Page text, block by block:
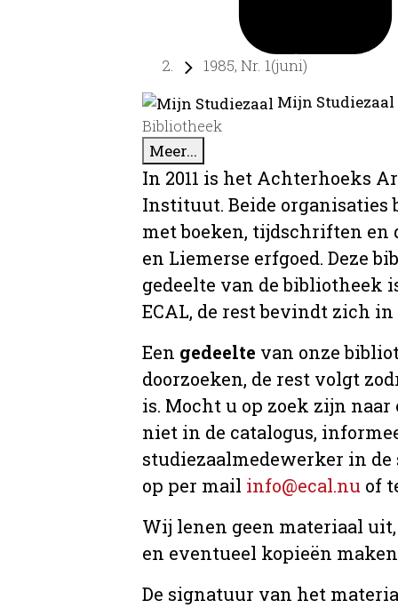
1985, Nr. 1(juni)
Mijn
Bibliotheek
Meer...
In 2011 is het Achterhoeks
Instituut. Beide organisaties
met boeken, tijdschriften
en Liemerse erfgoed. Deze
gedeelte van de bibliotheek
ECAL, de rest bevindt zich
Een gedeelte van onze
doorzoeken, de rest volgt
is. Mocht u op zoek zijn
niet in de catalogus,
studiezaalmedewerker in
op per mail info@ecal.nu of
Wij lenen geen materiaal
en eventueel kopieën
De signatuur van het